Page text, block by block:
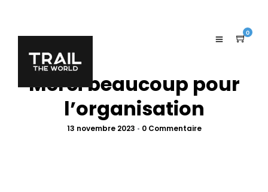
0
Merci beaucoup pour
l’organisation
13 novembre 2023 • 0 Commentaire